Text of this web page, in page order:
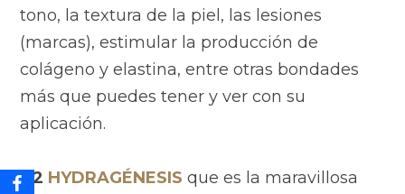
tono, la textura de la piel, las lesiones
(marcas), estimular la producción de
colágeno y elastina, entre otras bondades
más que puedes tener y ver con su
aplicación.
#2 HYDRAGÉNESIS que es la maravillosa